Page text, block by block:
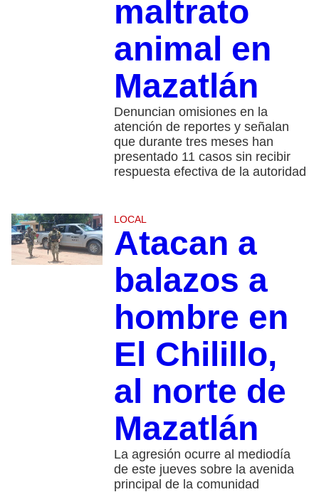
maltrato
animal en
Mazatlán
Denuncian omisiones en la
atención de reportes y señalan
que durante tres meses han
presentado 11 casos sin recibir
respuesta efectiva de la autoridad
LOCAL
Atacan a
balazos a
hombre en
El Chilillo,
al norte de
Mazatlán
La agresión ocurre al mediodía
de este jueves sobre la avenida
principal de la comunidad